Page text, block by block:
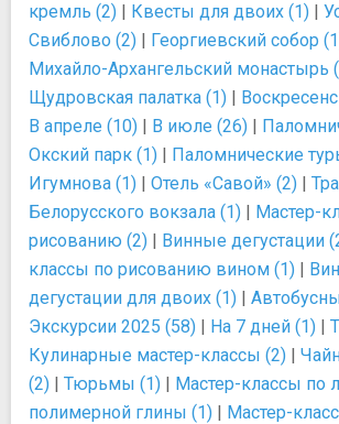
кремль (2) | Квесты для двоих (1) |
Свиблово (2) | Георгиевский собор
Михайло-Архангельский монастырь
Щудровская палатка (1) |
В апреле (10) | В июле (26) |
Окский парк (1) | Паломнические
Игумнова (1) | Отель «Савой» (2) |
Белорусского вокзала (1) | Мастер-
рисованию (2) | Винные дегустации
классы по рисованию вином (1) |
дегустации для двоих (1) |
Экскурсии 2025 (58) | На 7 дней (1) |
Кулинарные мастер-классы (2) |
(2) | Тюрьмы (1) | Мастер-классы по
полимерной глины (1) | Мастер-